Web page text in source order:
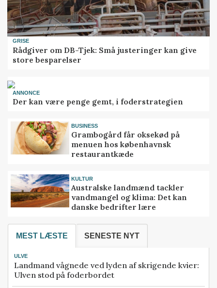
GRISE
Rådgiver om DB-Tjek: Små justeringer kan give
store besparelser
ANNONCE
Der kan være penge gemt, i foderstrategien
BUSINESS
Grambogård får oksekød på
menuen hos københavnsk
restaurantkæde
KULTUR
Australske landmænd tackler
vandmangel og klima: Det kan
danske bedrifter lære
MEST LÆSTE SENESTE NYT
ULVE
Landmand vågnede ved lyden af skrigende kvier:
Ulven stod på foderbordet